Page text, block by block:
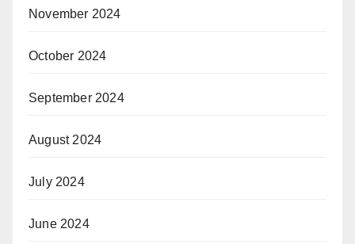
November 2024
October 2024
September 2024
August 2024
July 2024
June 2024